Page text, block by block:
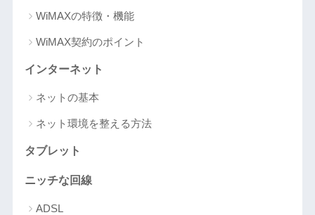
WiMAXの特徴・機能
WiMAX契約のポイント
インターネット
ネットの基本
ネット環境を整える方法
タブレット
ニッチな回線
ADSL